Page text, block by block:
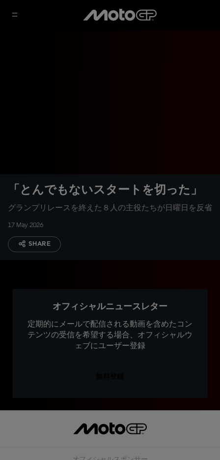
「とんでもないスタートを切った」
グランプリレースを終えた８人の主役たちが日曜日を反省
17 May 2026
SHARE
オフィシャルニュースレター
定期的にメールで配信される動画を含めたコン
テンツの受信を希望する場合、オフィシャルウ
ェブにユーザー登録